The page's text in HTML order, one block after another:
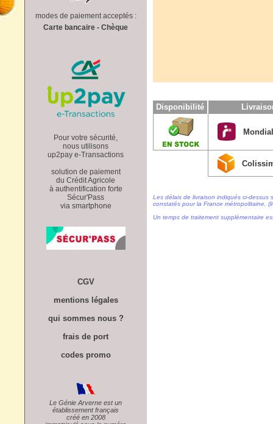
modes de paiement acceptés :
Carte bancaire - Chèque
Pour votre sécurité,
nous utilisons
up2pay e-Transactions
solution de paiement
du Crédit Agricole
à authentification forte
Sécur'Pass
via smartphone
CGV
mentions légales
qui sommes nous ?
frais de port
codes promo
Le Génie Arverne est un
établissement français
créé en 2008
Disponibilité
Les délais de livraison indiqués ci-
constatés pour la France métropolitaine,
Un temps de traitement supplémentaire